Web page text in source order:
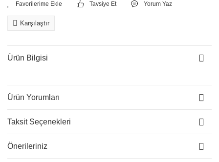
Tavsiye Et Yorum Yaz
Karşılaştır
Ürün Bilgisi
Ürün Yorumları
Taksit Seçenekleri
Önerileriniz